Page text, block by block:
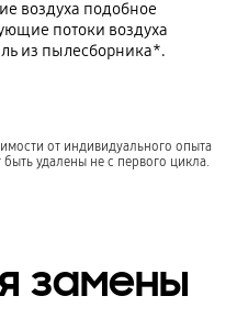
воздуха подобное
потоки воздуха
из пылесборника*.
от индивидуального опыта
удалены не с первого цикла.
замены